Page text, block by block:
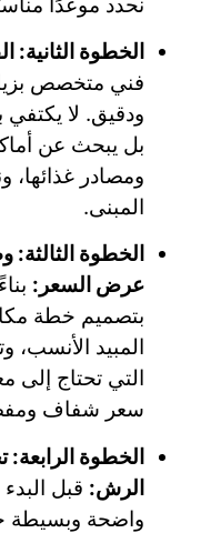
الخطوة
فني متخصص
ودقيق. لا
بل يبحث عن أماكن
ومصادر غذائها،
المبنى.
الخطوة
عرض السعر:
بتصميم خطة
المبيد الأنسب،
التي تحتاج
سعر شفاف
الخطوة
الرش: قبل
واضحة وبسيطة